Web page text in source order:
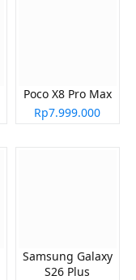
Poco X8 Pro Max
Rp7.999.000
Samsung Galaxy
S26 Plus